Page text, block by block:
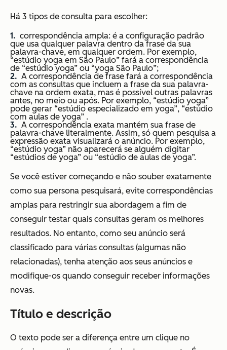
Há 3 tipos de consulta para escolher:
correspondência ampla: é a configuração padrão
que usa qualquer palavra dentro da frase da sua
palavra-chave, em qualquer ordem. Por exemplo,
“estúdio yoga em São Paulo” fará a correspondência
de “estúdio yoga” ou “yoga São Paulo”;
A correspondência de frase fará a correspondência
com as consultas que incluem a frase da sua palavra-
chave na ordem exata, mas é possível outras palavras
antes, no meio ou após. Por exemplo, “estúdio yoga”
pode gerar “estúdio especializado em yoga”, “estúdio
com aulas de yoga” .
A correspondência exata mantém sua frase de
palavra-chave literalmente. Assim, só quem pesquisa a
expressão exata visualizará o anúncio. Por exemplo,
“estúdio yoga” não aparecerá se alguém digitar
“estúdios de yoga” ou “estúdio de aulas de yoga”.
Se você estiver começando e não souber exatamente
como sua persona pesquisará, evite correspondências
amplas para restringir sua abordagem a fim de
conseguir testar quais consultas geram os melhores
resultados. No entanto, como seu anúncio será
classificado para várias consultas (algumas não
relacionadas), tenha atenção aos seus anúncios e
modifique-os quando conseguir receber informações
novas.
Título e descrição
O texto pode ser a diferença entre um clique no